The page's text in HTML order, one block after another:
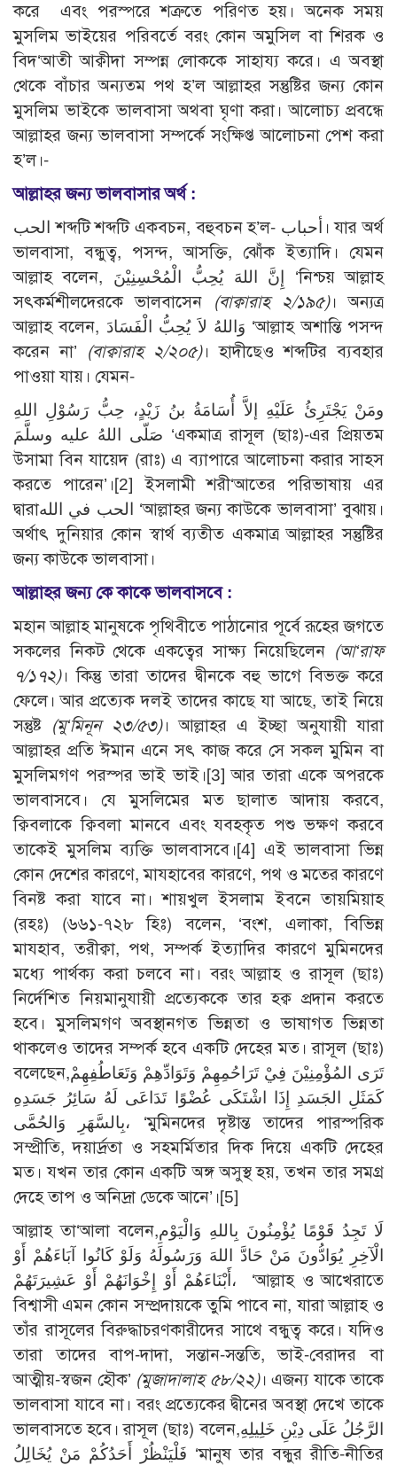
করে এবং পরস্পরে শত্রুতে পরিণত হয়। অনেক সময়
মুসলিম ভাইয়ের পরিবর্তে বরং কোন অমুসিল বা শিরক ও
বিদ‘আতী আক্বীদা সম্পন্ন লোককে সাহায্য করে। এ অবস্থা
থেকে বাঁচার অন্যতম পথ হ’ল আল্লাহর সন্তুষ্টির জন্য কোন
মুসলিম ভাইকে ভালবাসা অথবা ঘৃণা করা। আলোচ্য প্রবন্ধে
আল্লাহর জন্য ভালবাসা সম্পর্কে সংক্ষিপ্ত আলোচনা পেশ করা
হ’ল।-
আল্লাহর জন্য ভালবাসার অর্থ :
الحب শব্দটি শব্দটি একবচন, বহুবচন হ’ল- أحباب। যার অর্থ
ভালবাসা, বন্ধুত্ব, পসন্দ, আসক্তি, ঝোঁক ইত্যাদি। যেমন
আল্লাহ বলেন, إِنَّ اللهَ يُحِبُّ الْمُحْسِنِيْنَ ‘নিশ্চয় আল্লাহ
সৎকর্মশীলদেরকে ভালবাসেন (বাক্বারাহ ২/১৯৫)। অন্যত্র
আল্লাহ বলেন, وَاللهُ لاَ يُحِبُّ الْفَسَادَ ‘আল্লাহ অশান্তি পসন্দ
করেন না’ (বাক্বারাহ ২/২০৫)। হাদীছেও শব্দটির ব্যবহার
পাওয়া যায়। যেমন-
ومَنْ يَجْتَرِئُ عَلَيْهِ إلاَّ أُسَامَةُ بنُ زَيْدٍ، حِبُّ رَسُوْلِ اللهِ
صَلّى اللهُ عليه وسلَّمَ ‘একমাত্র রাসূল (ছাঃ)-এর প্রিয়তম
উসামা বিন যায়েদ (রাঃ) এ ব্যাপারে আলোচনা করার সাহস
করতে পারেন’।[2] ইসলামী শরী‘আতের পরিভাষায় এর
দ্বারাالحب في الله ‘আল্লাহর জন্য কাউকে ভালবাসা’ বুঝায়।
অর্থাৎ দুনিয়ার কোন স্বার্থ ব্যতীত একমাত্র আল্লাহর সন্তুষ্টির
জন্য কাউকে ভালবাসা।
আল্লাহর জন্য কে কাকে ভালবাসবে :
মহান আল্লাহ মানুষকে পৃথিবীতে পাঠানোর পূর্বে রূহের জগতে
সকলের নিকট থেকে একত্বের সাক্ষ্য নিয়েছিলেন (আ‘রাফ
৭/১৭২)। কিন্তু তারা তাদের দ্বীনকে বহু ভাগে বিভক্ত করে
ফেলে। আর প্রত্যেক দলই তাদের কাছে যা আছে, তাই নিয়ে
সন্তুষ্ট (মু‘মিনূন ২৩/৫৩)। আল্লাহর এ ইচ্ছা অনুযায়ী যারা
আল্লাহর প্রতি ঈমান এনে সৎ কাজ করে সে সকল মুমিন বা
মুসলিমগণ পরস্পর ভাই ভাই।[3] আর তারা একে অপরকে
ভালবাসবে। যে মুসলিমের মত ছালাত আদায় করবে,
ক্বিবলাকে ক্বিবলা মানবে এবং যবহকৃত পশু ভক্ষণ করবে
তাকেই মুসলিম ব্যক্তি ভালবাসবে।[4] এই ভালবাসা ভিন্ন
কোন দেশের কারণে, মাযহাবের কারণে, পথ ও মতের কারণে
বিনষ্ট করা যাবে না। শায়খুল ইসলাম ইবনে তায়মিয়াহ
(রহঃ) (৬৬১-৭২৮ হিঃ) বলেন, ‘বংশ, এলাকা, বিভিন্ন
মাযহাব, তরীক্বা, পথ, সম্পর্ক ইত্যাদির কারণে মুমিনদের
মধ্যে পার্থক্য করা চলবে না। বরং আল্লাহ ও রাসূল (ছাঃ)
নির্দেশিত নিয়মানুযায়ী প্রত্যেককে তার হক্ব প্রদান করতে
হবে। মুসলিমগণ অবস্থানগত ভিন্নতা ও ভাষাগত ভিন্নতা
থাকলেও তাদের সম্পর্ক হবে একটি দেহের মত। রাসূল (ছাঃ)
বলেছেন,تَرَى المُؤْمِنِيْنَ فِيْ تَرَاحُمِهِمْ وَتَوَادِّهِمْ وَتَعَاطُفِهِمْ
كَمَثَلِ الجَسَدِ إِذَا اشْتَكَى عُضْوًا تَدَاعَى لَهُ سَائِرُ جَسَدِهِ
بِالسَّهَرِ وَالحُمَّى، ‘মুমিনদের দৃষ্টান্ত তাদের পারস্পরিক
সম্প্রীতি, দয়ার্দ্রতা ও সহমর্মিতার দিক দিয়ে একটি দেহের
মত। যখন তার কোন একটি অঙ্গ অসুস্থ হয়, তখন তার সমগ্র
দেহে তাপ ও অনিদ্রা ডেকে আনে’।[5]
আল্লাহ তা‘আলা বলেন,لَا تَجِدُ قَوْمًا يُؤْمِنُونَ بِاللهِ وَالْيَوْمِ
الْآخِرِ يُوَادُّونَ مَنْ حَادَّ اللهَ وَرَسُولَهُ وَلَوْ كَانُوا آبَاءَهُمْ أَوْ
أَبْنَاءَهُمْ أَوْ إِخْوَانَهُمْ أَوْ عَشِيرَتَهُمْ، ‘আল্লাহ ও আখেরাতে
বিশ্বাসী এমন কোন সম্প্রদায়কে তুমি পাবে না, যারা আল্লাহ ও
তাঁর রাসূলের বিরুদ্ধাচরণকারীদের সাথে বন্ধুত্ব করে। যদিও
তারা তাদের বাপ-দাদা, সন্তান-সন্ততি, ভাই-বেরাদর বা
আত্মীয়-স্বজন হৌক’ (মুজাদালাহ ৫৮/২২)। এজন্য যাকে তাকে
ভালবাসা যাবে না। বরং প্রত্যেকের দ্বীনের অবস্থা দেখে তাকে
ভালবাসতে হবে। রাসূল (ছাঃ) বলেন,الرَّجُلُ عَلَى دِيْنِ خَلِيلِهِ
فَلْيَنْظُرْ أَحَدُكُمْ مَنْ يُخَالِلُ ‘মানুষ তার বন্ধুর রীতি-নীতির